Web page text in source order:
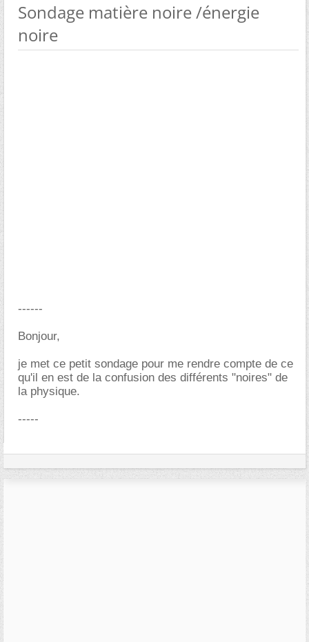
Sondage matière noire /énergie
noire
------
Bonjour,
je met ce petit sondage pour me rendre compte de ce
qu'il en est de la confusion des différents "noires" de
la physique.
-----